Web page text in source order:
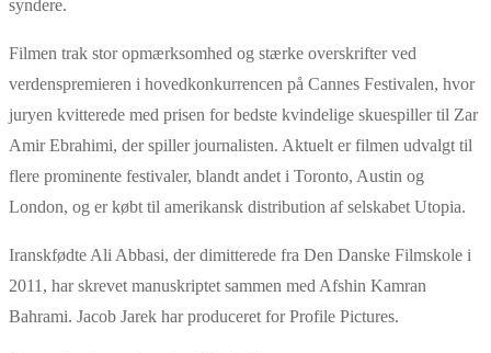
syndere.
Filmen trak stor opmærksomhed og stærke overskrifter ved
verdenspremieren i hovedkonkurrencen på Cannes Festivalen, hvor
juryen kvitterede med prisen for bedste kvindelige skuespiller til Zar
Amir Ebrahimi, der spiller journalisten. Aktuelt er filmen udvalgt til
flere prominente festivaler, blandt andet i Toronto, Austin og
London, og er købt til amerikansk distribution af selskabet Utopia.
Iranskfødte Ali Abbasi, der dimitterede fra Den Danske Filmskole i
2011, har skrevet manuskriptet sammen med Afshin Kamran
Bahrami. Jacob Jarek har produceret for Profile Pictures.